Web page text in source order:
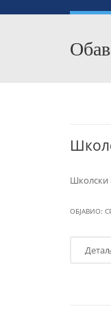
Школски
ОБЈАВИО: